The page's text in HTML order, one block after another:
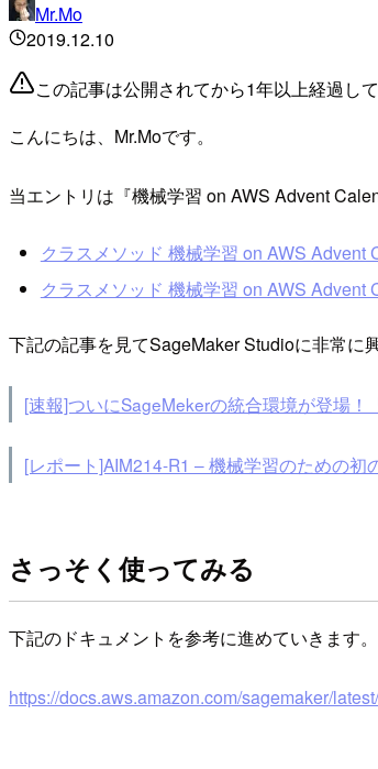
Mr.Mo
2019.12.10
この記事は公開されてから1年以上経過し
こんにちは、Mr.Moです。
当エントリは『機械学習 on AWS Advent
クラスメソッド 機械学習 on AWS Advent
クラスメソッド 機械学習 on AWS
下記の記事を見てSageMaker Studioに非常に
[速報]ついにSageMekerの統合環境が登場
[レポート]AIM214-R1 – 機械学習のための
さっそく使ってみる
下記のドキュメントを参考に進めていきます。
https://docs.aws.amazon.com/sagemaker/